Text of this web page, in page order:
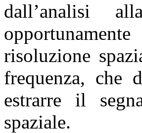
dall’analisi
risoluzione
frequenza, che
estrarre il
spaziale.